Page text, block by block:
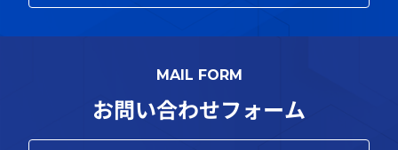
MAIL FORM
お問い合わせフォーム